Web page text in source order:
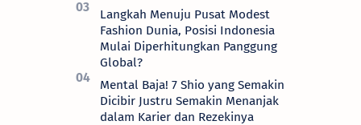
Langkah Menuju Pusat Modest
Fashion Dunia, Posisi Indonesia
Mulai Diperhitungkan Panggung
Global?
Mental Baja! 7 Shio yang Semakin
Dicibir Justru Semakin Menanjak
dalam Karier dan Rezekinya